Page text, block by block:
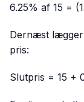
6.25% af 15 =
Dernæst lægger
pris:
Slutpris = 15 +